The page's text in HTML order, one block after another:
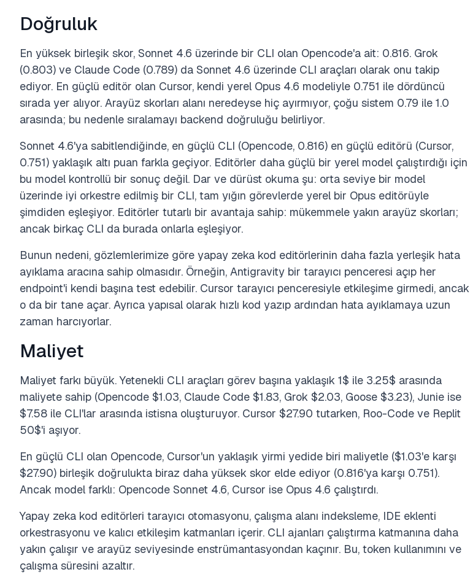
Doğruluk
En yüksek birleşik skor, Sonnet 4.6 üzerinde bir CLI olan Opencode'a ait: 0.816. Grok
(0.803) ve Claude Code (0.789) da Sonnet 4.6 üzerinde CLI araçları olarak onu takip
ediyor. En güçlü editör olan Cursor, kendi yerel Opus 4.6 modeliyle 0.751 ile dördüncü
sırada yer alıyor. Arayüz skorları alanı neredeyse hiç ayırmıyor, çoğu sistem 0.79 ile 1.0
arasında; bu nedenle sıralamayı backend doğruluğu belirliyor.
Sonnet 4.6'ya sabitlendiğinde, en güçlü CLI (Opencode, 0.816) en güçlü editörü (Cursor,
0.751) yaklaşık altı puan farkla geçiyor. Editörler daha güçlü bir yerel model çalıştırdığı için
bu model kontrollü bir sonuç değil. Dar ve dürüst okuma şu: orta seviye bir model
üzerinde iyi orkestre edilmiş bir CLI, tam yığın görevlerde yerel bir Opus editörüyle
şimdiden eşleşiyor. Editörler tutarlı bir avantaja sahip: mükemmele yakın arayüz skorları;
ancak birkaç CLI da burada onlarla eşleşiyor.
Bunun nedeni, gözlemlerimize göre yapay zeka kod editörlerinin daha fazla yerleşik hata
ayıklama aracına sahip olmasıdır. Örneğin, Antigravity bir tarayıcı penceresi açıp her
endpoint'i kendi başına test edebilir. Cursor tarayıcı penceresiyle etkileşime girmedi, ancak
o da bir tane açar. Ayrıca yapısal olarak hızlı kod yazıp ardından hata ayıklamaya uzun
zaman harcıyorlar.
Maliyet
Maliyet farkı büyük. Yetenekli CLI araçları görev başına yaklaşık 1$ ile 3.25$ arasında
maliyete sahip (Opencode $1.03, Claude Code $1.83, Grok $2.03, Goose $3.23), Junie ise
$7.58 ile CLI'lar arasında istisna oluşturuyor. Cursor $27.90 tutarken, Roo-Code ve Replit
50$'i aşıyor.
En güçlü CLI olan Opencode, Cursor'un yaklaşık yirmi yedide biri maliyetle ($1.03'e karşı
$27.90) birleşik doğrulukta biraz daha yüksek skor elde ediyor (0.816'ya karşı 0.751).
Ancak model farklı: Opencode Sonnet 4.6, Cursor ise Opus 4.6 çalıştırdı.
Yapay zeka kod editörleri tarayıcı otomasyonu, çalışma alanı indeksleme, IDE eklenti
orkestrasyonu ve kalıcı etkileşim katmanları içerir. CLI ajanları çalıştırma katmanına daha
yakın çalışır ve arayüz seviyesinde enstrümantasyondan kaçınır. Bu, token kullanımını ve
çalışma süresini azaltır.